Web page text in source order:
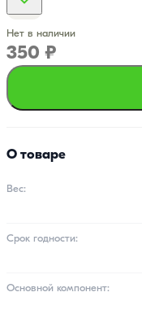
Нет в наличии
350 ₽
О товаре
Вес:
Срок годности:
Основной компонент: